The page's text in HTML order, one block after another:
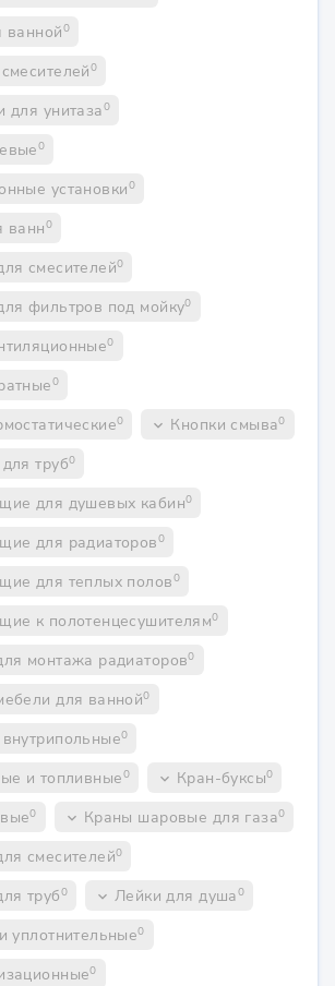
ванной0
0
для унитаза0
0
установки0
ванн0
смесителей0
фильтров под мойку0
0
0
0 keyboard_arrow_down Кнопки смыва0
труб0
для душевых кабин0
для радиаторов0
для теплых полов0
к полотенцесушителям0
монтажа радиаторов0
для ванной0
0
и топливные0 keyboard_arrow_down Кран-буксы0
0 keyboard_arrow_down Краны шаровые для газа0
смесителей0
труб0 keyboard_arrow_down Лейки для душа0
уплотнительные0
0